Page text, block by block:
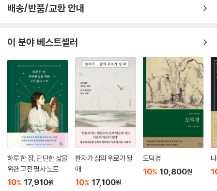
확인하였다. 이것을 참고로 하여 본래 원전에는 생략되어 버린 주석 내용
이들 주석을 추적하여 고바야시의 주장 가운데에 하찮게 여길 수도 있는
세밀한 부분까지 가능한 한 모조리 확인하려고 노력하였으며, 해당 문구까
지 찾아내려고 하였다. 원저나 두 편의 논문에 굳이 전거를 제시해 놓지 않
을 만한 주장도 추적하여 그 전거를 상당수 확인하였으며 일일이 역주로
제시해 놓았다. 그 결과 고바야시의 주장은 타당한 근거를 바탕으로 한 것
이라고 확신하게 되었다. 이 역주서는 바로 그런 노력의 소산이며, 여기에
소개해 놓은 삽화나 표지 등은 모두 이 과정에서 본 역주자가 직접 확보한
자료로부터 추출한 것들이다. 고바야시의 책을 접하지 못했다면, 그리고
그의 주장에 타당성을 점검해보겠다고 나서지 않았다면, 이러한 자료들이
생산되어 있었다는 사실조차 알 수 없었을 것이다.
고바야시의 주장에 타당성을 확인하는 과정에서, 우리가 왜 서구인들이 본
동양을 연구해야 하는지 그 까닭을 정리하게 되었다. 간단히 소개하면 다
배송/반품/교환 안내
이 분야 베스트셀러
하루 한 장, 단단한 삶을
위한 고전 필사 노트
10% 17,910원
한자가 삶의 위로가 될
때
10% 17,100원
도덕경
10% 10,800원